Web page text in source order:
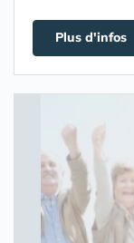
Plus d'infos